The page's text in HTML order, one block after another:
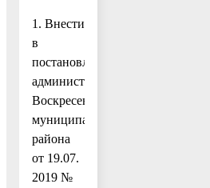
1. Внести
в
постановление
администрации
Воскресенского
муниципального
района
от 19.07.
2019 №